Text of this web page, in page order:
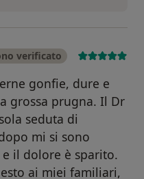
verificato
gonfie, dure e
grossa prugna. Il Dr
seduta di
mi si sono
il dolore è sparito.
ai miei familiari,